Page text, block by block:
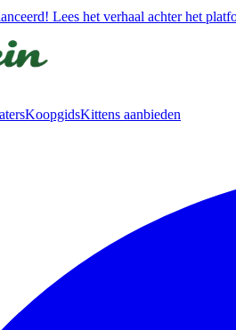
Lees het verhaal achter het
KoopgidsKittens aanbieden